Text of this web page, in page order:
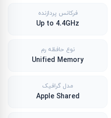
فرکانس پردازنده
Up to 4.4GHz
نوع حافظه رم
Unified Memory
مدل گرافیک
Apple Shared